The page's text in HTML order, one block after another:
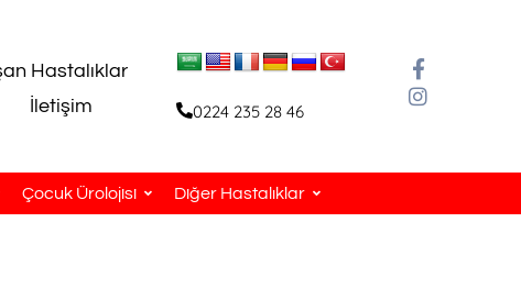
Hastalıklar
İletişim 0224 235 28 46
Çocuk Ürolojisi Diğer Hastalıklar